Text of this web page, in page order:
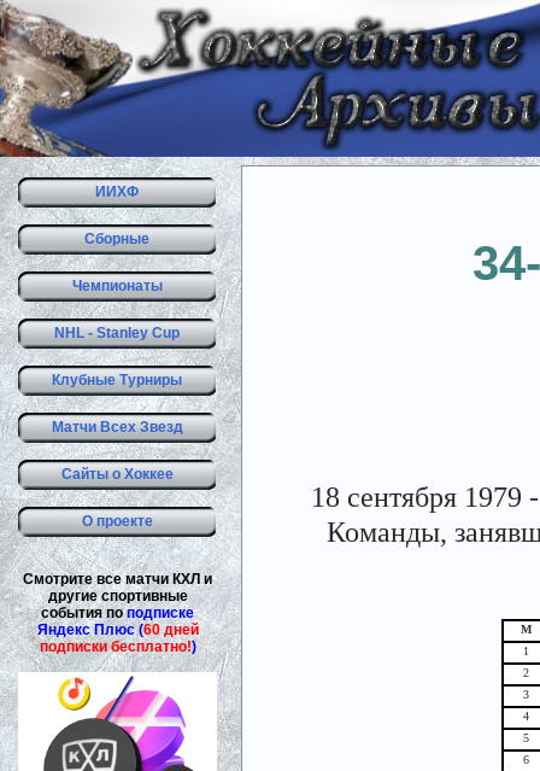
ИИХФ
Сборные
Чемпионаты
NHL - Stanley Cup
Клубные Турниры
Матчи Всех Звезд
Сайты о Хоккее
О проекте
Смотрите все матчи КХЛ и
другие спортивные
события поподписке
Яндекс Плюс (60 дней
подписки бесплатно!)
18 сентября 1979
Команды,
М
1
2
3
4
5
6